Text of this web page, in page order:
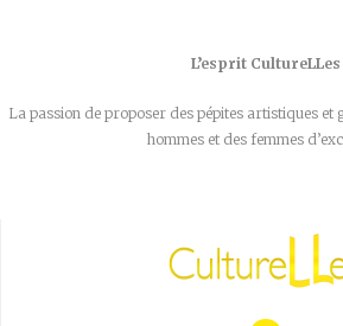
L’esprit CultureLLes
La passion de proposer des pépites artistiques et
hommes et des femmes